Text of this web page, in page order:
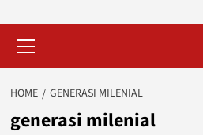
Menu
HOME GENERASI MILENIAL
generasi milenial